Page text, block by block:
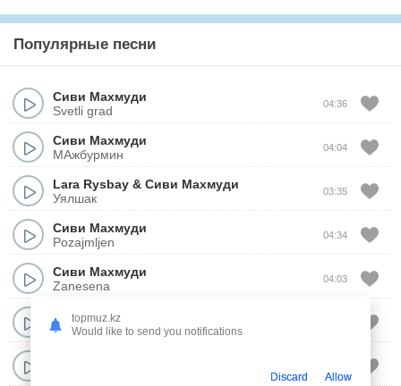
Популярные песни
Сиви Махмуди
Svetli grad
04:36
Сиви Махмуди
МАжбурмин
04:04
Lara Rysbay & Сиви Махмуди
Уялшак
03:35
Сиви Махмуди
Pozajmljen
04:34
Сиви Махмуди
Zanesena
04:03
Сиви Махмуди
U naručju usnulih
topmuz.kz
Would like to send you notifications
Discard Allow